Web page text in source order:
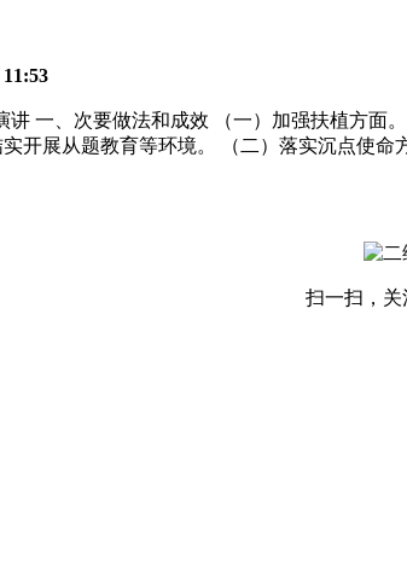
11:53
一、次要做法和成效 （一）加强扶植方面
开展从题教育等环境。 （二）落实沉点使
扫一扫，